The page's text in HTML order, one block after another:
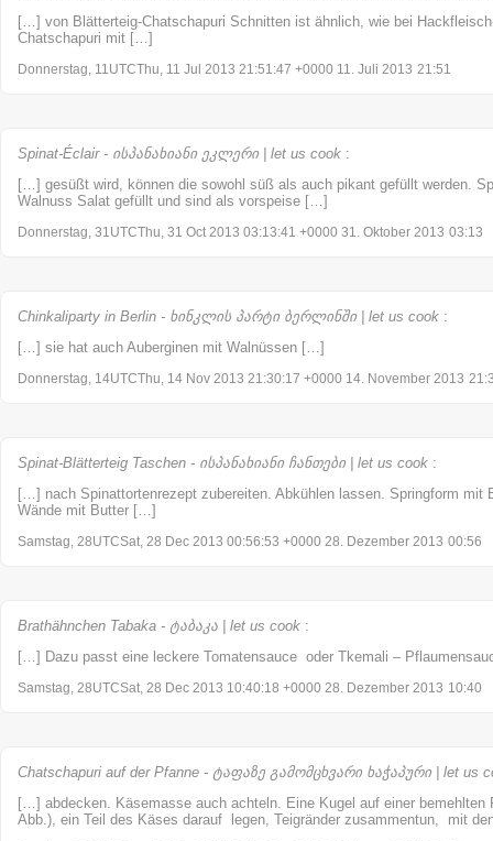
[…] von Blätterteig-Chatschapuri Schnitten ist ähnlich, wie bei
Chatschapuri mit […]
Donnerstag, 11UTCThu, 11 Jul 2013 21:51:47 +0000 11. Juli 2013 21:51
Spinat-Éclair - ისპანახიანი ეკლერი | let us cook :
[…] gesüßt wird, können die sowohl süß als auch pikant gefüllt werden.
Walnuss Salat gefüllt und sind als vorspeise […]
Donnerstag, 31UTCThu, 31 Oct 2013 03:13:41 +0000 31. Oktober 2013 03:13
Chinkaliparty in Berlin - ხინკლის პარტი ბერლინში | let us cook :
[…] sie hat auch Auberginen mit Walnüssen […]
Donnerstag, 14UTCThu, 14 Nov 2013 21:30:17 +0000 14. November 2013
Spinat-Blätterteig Taschen - ისპანახიანი ჩანთები | let us cook :
[…] nach Spinattortenrezept zubereiten. Abkühlen lassen. Springform mit
Wände mit Butter […]
Samstag, 28UTCSat, 28 Dec 2013 00:56:53 +0000 28. Dezember 2013 00:56
Brathähnchen Tabaka - ტაბაკა | let us cook :
[…] Dazu passt eine leckere Tomatensauce oder Tkemali –
Samstag, 28UTCSat, 28 Dec 2013 10:40:18 +0000 28. Dezember 2013 10:40
Chatschapuri auf der Pfanne - ტაფაზე გამომცხვარი ხაჭაპური | let us
[…] abdecken. Käsemasse auch achteln. Eine Kugel auf einer bemehlten
Abb.), ein Teil des Käses darauf legen, Teigränder zusammentun, mit